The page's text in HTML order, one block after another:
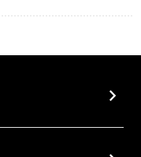
chevron_right